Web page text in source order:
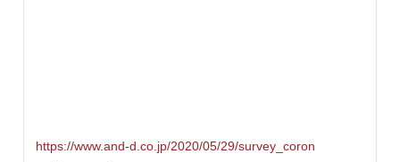
https://www.and-d.co.jp/2020/05/29/survey_coron